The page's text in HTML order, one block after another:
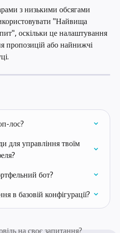
з низькими обсягами
"Найвища
оскільки це налаштування
пропозицій або найнижчі
лос?
для управління твоїм
бот?
в базовій конфігурації?
на своє запитання?